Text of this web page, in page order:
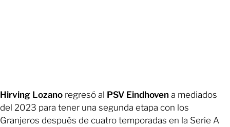
Hirving Lozano regresó al PSV Eindhoven a mediados
del 2023 para tener una segunda etapa con los
Granjeros después de cuatro temporadas en la Serie A